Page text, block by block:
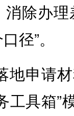
消除办
径”。
地申请
工具箱”